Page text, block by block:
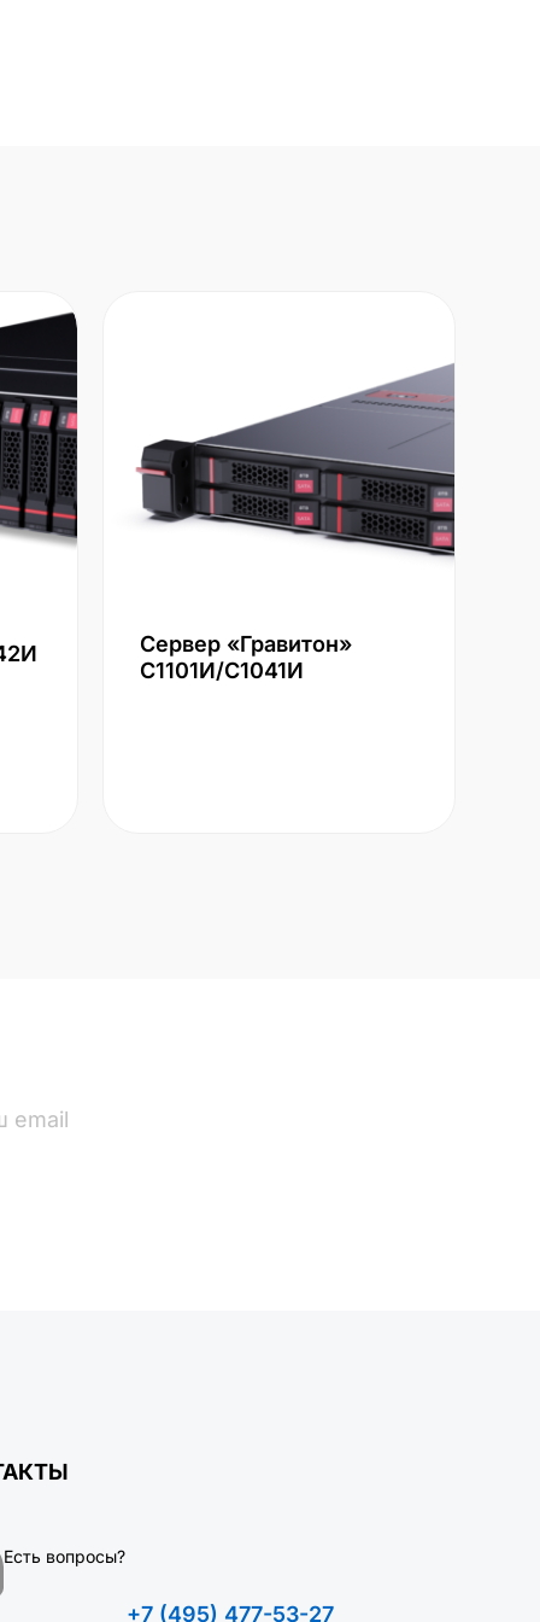
Сервер «Гравитон»
С1101И/С1041И
Есть вопросы?
+7 (495) 477-53-27